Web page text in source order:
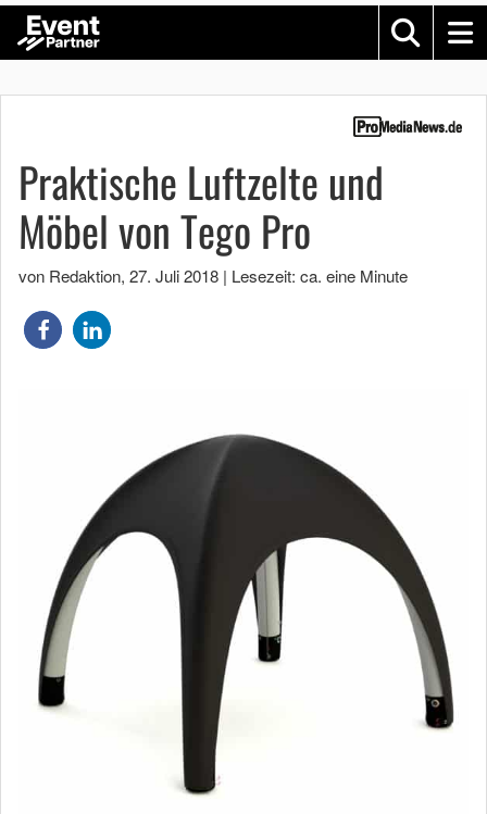
Praktische Luftzelte und
Möbel von Tego Pro
von Redaktion, 27. Juli 2018 | Lesezeit: ca. eine Minute